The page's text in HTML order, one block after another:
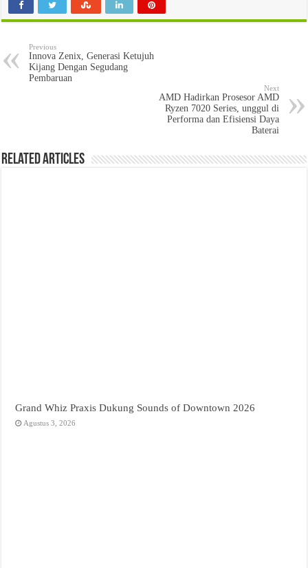
Previous
Innova Zenix, Generasi Ketujuh
Kijang Dengan Segudang
Pembaruan
Next
AMD Hadirkan Prosesor AMD
Ryzen 7020 Series, unggul di
Performa dan Efisiensi Daya
Baterai
Related Articles
Grand Whiz Praxis Dukung Sounds of Downtown 2026
Agustus 3, 2026